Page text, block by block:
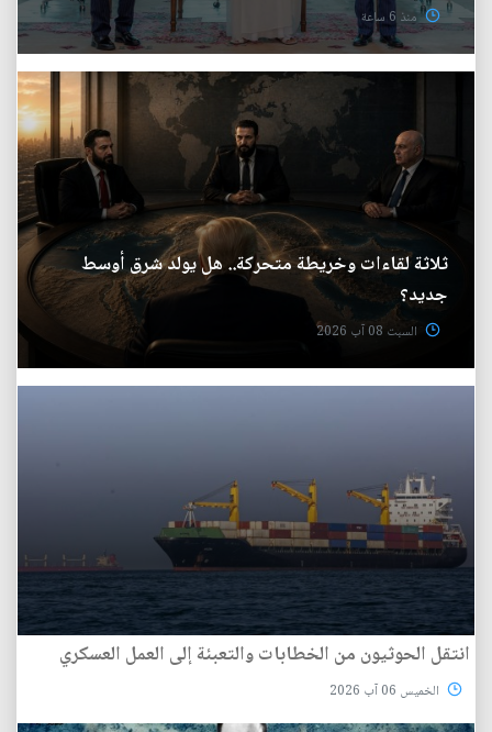
منذ 6 ساعة
ثلاثة لقاءات وخريطة متحركة.. هل يولد شرق أوسط
جديد؟
السبت 08 آب 2026
انتقل الحوثيون من الخطابات والتعبئة إلى العمل العسكري
الخميس 06 آب 2026